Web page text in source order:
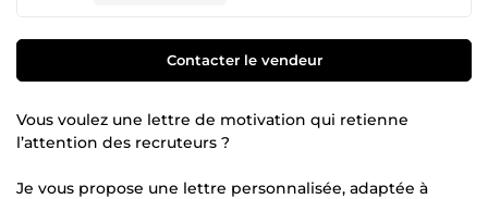
Contacter le vendeur
Vous voulez une lettre de motivation qui retienne
l’attention des recruteurs ?
Je vous propose une lettre personnalisée, adaptée à